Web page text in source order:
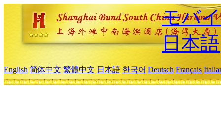
モバ
日本語
English 简体中文 繁體中文 日本語 한국어 Deutsch Français